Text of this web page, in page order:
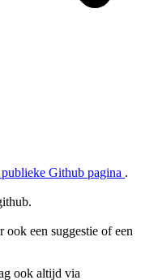
Github pagina .
ook een suggestie of een
ook altijd via